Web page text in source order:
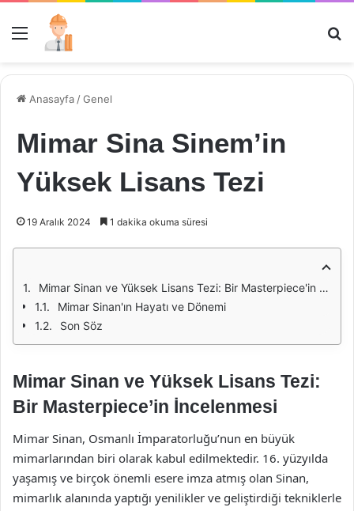
Menü
Anasayfa /Genel
Mimar Sina Sinem’in
Yüksek Lisans Tezi
19 Aralık 2024 1 dakika okuma süresi
Mimar Sinan ve Yüksek Lisans Tezi: Bir Masterpiece'in İncelenmesi
Mimar Sinan'ın Hayatı ve Dönemi
Son Söz
Mimar Sinan ve Yüksek Lisans Tezi:
Bir Masterpiece’in İncelenmesi
Mimar Sinan, Osmanlı İmparatorluğu’nun en büyük
mimarlarından biri olarak kabul edilmektedir. 16. yüzyılda
yaşamış ve birçok önemli esere imza atmış olan Sinan,
mimarlık alanında yaptığı yenilikler ve geliştirdiği tekniklerle